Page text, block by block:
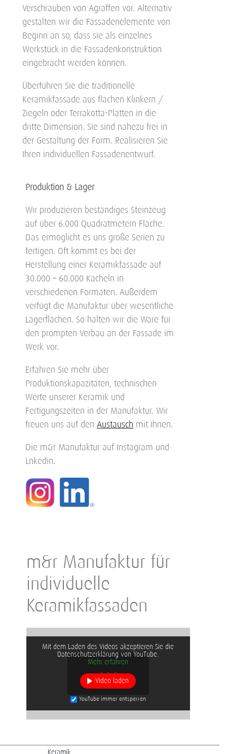
Verschrauben von Agraffen vor. Alternativ
gestalten wir die Fassadenelemente von
Beginn an so, dass sie als einzelnes
Werkstück in die Fassadenkonstruktion
eingebracht werden können.
Überführen Sie die traditionelle
Keramikfassade aus flachen Klinkern /
Ziegeln oder Terrakotta-Platten in die
dritte Dimension. Sie sind nahezu frei in
der Gestaltung der Form. Realisieren Sie
Ihren individuellen Fassadenentwurf.
Produktion & Lager
Wir produzieren beständiges Steinzeug
auf über 6.000 Quadratmetern Fläche.
Das ermöglicht es uns große Serien zu
fertigen. Oft kommt es bei der
Herstellung einer Keramikfassade auf
30.000 – 60.000 Kacheln in
verschiedenen Formaten. Außerdem
verfügt die Manufaktur über wesentliche
Lagerflächen. So halten wir die Ware für
den prompten Verbau an der Fassade im
Werk vor.
Erfahren Sie mehr über
Produktionskapazitäten, technischen
Werte unserer Keramik und
Fertigungszeiten in der Manufaktur. Wir
freuen uns auf denAustausch mit Ihnen.
Die m&r Manufaktur auf Instagram und
Lnkedin.
m&r Manufaktur für
individuelle
Keramikfassaden
Mit dem Laden des Videos akzeptieren Sie die
Datenschutzerklärung von YouTube.
Mehr erfahren
Video laden
YouTube immer entsperren
Keramik